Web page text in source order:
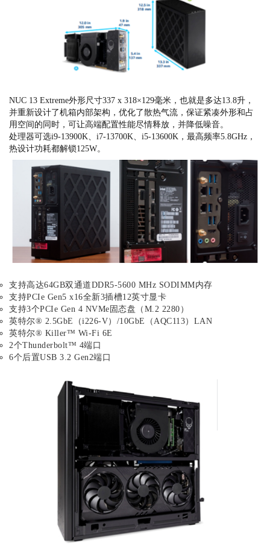
NUC 13 Extreme外形尺寸337 x 318×129毫米，也就是多达13.8升，
并重新设计了机箱内部架构，优化了散热气流，保证紧凑外形和占
用空间的同时，可让高端配置性能尽情释放，并降低噪音。
处理器可选i9-13900K、i7-13700K、i5-13600K，最高频率5.8GHz，
热设计功耗都解锁125W。
支持高达64GB双通道DDR5-5600 MHz SODIMM内存
支持PCIe Gen5 x16全新3插槽12英寸显卡
支持3个PCIe Gen 4 NVMe固态盘（M.2 2280）
英特尔® 2.5GbE（i226-V）/10GbE（AQC113）LAN
英特尔® Killer™ Wi-Fi 6E
2个Thunderbolt™ 4端口
6个后置USB 3.2 Gen2端口